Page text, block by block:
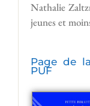
Nathalie
jeunes et
Page de
PUF